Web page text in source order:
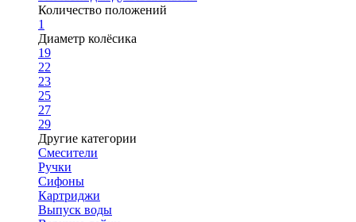
Количество положений
1
Диаметр колёсика
19
22
23
25
27
29
Другие категории
Смесители
Ручки
Сифоны
Картриджи
Выпуск воды